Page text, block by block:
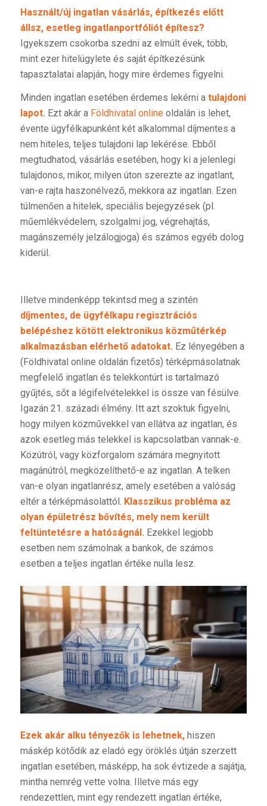
Használt/új ingatlan vásárlás, építkezés előtt
állsz, esetleg ingatlanportfóliót építesz?
Igyekszem csokorba szedni az elmúlt évek, több,
mint ezer hitelügylete és saját építkezésünk
tapasztalatai alapján, hogy mire érdemes figyelni.
Minden ingatlan esetében érdemes lekérni a tulajdoni
lapot.Ezt akár a Földhivatal onlineoldalán is lehet,
évente ügyfélkapunként két alkalommal díjmentes a
nem hiteles, teljes tulajdoni lap lekérése. Ebből
megtudhatod, vásárlás esetében, hogy ki a jelenlegi
tulajdonos, mikor, milyen úton szerezte az ingatlant,
van-e rajta haszonélvező, mekkora az ingatlan. Ezen
túlmenően a hitelek, speciális bejegyzések (pl.
műemlékvédelem, szolgalmi jog, végrehajtás,
magánszemély jelzálogjoga) és számos egyéb dolog
kiderül.
Illetve mindenképp tekintsd meg a szintén
díjmentes, de ügyfélkapu regisztrációs
belépéshez kötött elektronikus közműtérkép
alkalmazásban elérhető adatokat.Ez lényegében a
(Földhivatal online oldalán fizetős) térképmásolatnak
megfelelő ingatlan és telekkontúrt is tartalmazó
gyűjtés, sőt a légifelvételekkel is össze van fésülve.
Igazán 21. századi élmény. Itt azt szoktuk figyelni,
hogy milyen közművekkel van ellátva az ingatlan, és
azok esetleg más telekkel is kapcsolatban vannak-e.
Közútról, vagy közforgalom számára megnyitott
magánútról, megközelíthető-e az ingatlan. A telken
van-e olyan ingatlanrész, amely esetében a valóság
eltér a térképmásolattól. Klasszikus probléma az
olyan épületrész bővítés, mely nem került
feltüntetésre a hatóságnál.Ezekkel legjobb
esetben nem számolnak a bankok, de számos
esetben a teljes ingatlan értéke nulla lesz.
Ezek akár alku tényezők is lehetnek,hiszen
máskép kötődik az eladó egy öröklés útján szerzett
ingatlan esetében, másképp, ha sok évtizede a sajátja,
mintha nemrég vette volna. Illetve más egy
rendezettlen, mint egy rendezett ingatlan értéke,